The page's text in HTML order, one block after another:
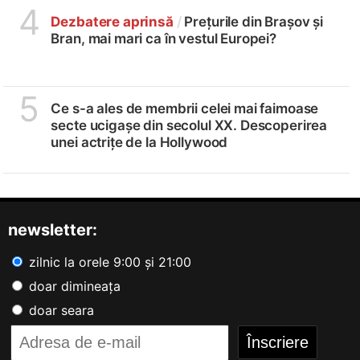
4 Dezbatere aprinsă /Prețurile din Brașov și
Bran, mai mari ca în vestul Europei?
5
Ce s-a ales de membrii celei mai faimoase
secte ucigașe din secolul XX. Descoperirea
unei actrițe de la Hollywood
newsletter:
zilnic la orele 9:00 și 21:00
doar dimineața
doar seara